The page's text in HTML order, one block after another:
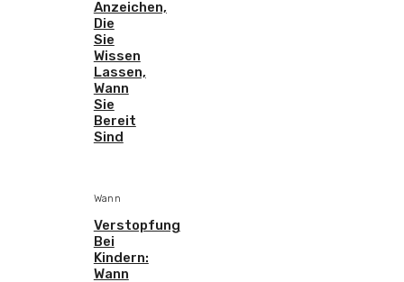
Anzeichen,
Die
Sie
Wissen
Lassen,
Wann
Sie
Bereit
Sind
Wann
Verstopfung
Bei
Kindern:
Wann